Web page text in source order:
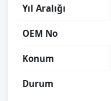
Yıl Aralığı
OEM No
Konum
Durum